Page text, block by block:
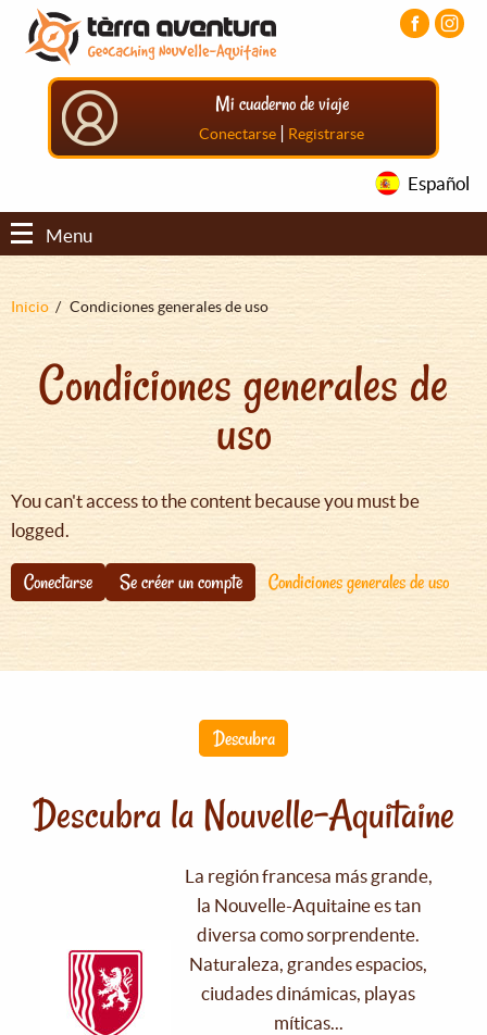
Pasar
contenido
principal
Pasar
menú
principal
Pasar
principal
Mi cuaderno de viaje
Conectarse | Registrarse
Español
Menu
Sobrescribir
ayuda
navegación
Inicio Condiciones generales de uso
Condiciones generales de
uso
You can't access to the content because you must be
logged.
Conectarse Se créer un compte Condiciones generales de uso
Descubra
Descubra la Nouvelle-Aquitaine
La región francesa más grande,
la Nouvelle-Aquitaine es tan
diversa como sorprendente.
Naturaleza, grandes espacios,
ciudades dinámicas, playas
míticas...